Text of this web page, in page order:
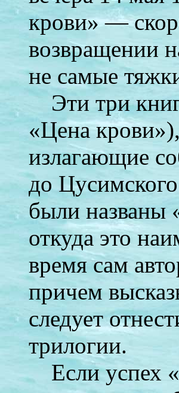
крови» —
возвращении
не самые
Эти три
«Цена
излагающие
до
были названы
откуда это
время сам
причем
следует
трилогии.
Если успех